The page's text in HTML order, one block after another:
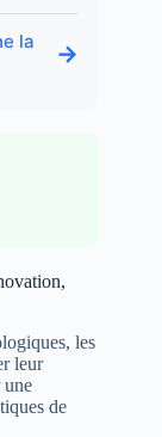
la
→
les
leur
une
de